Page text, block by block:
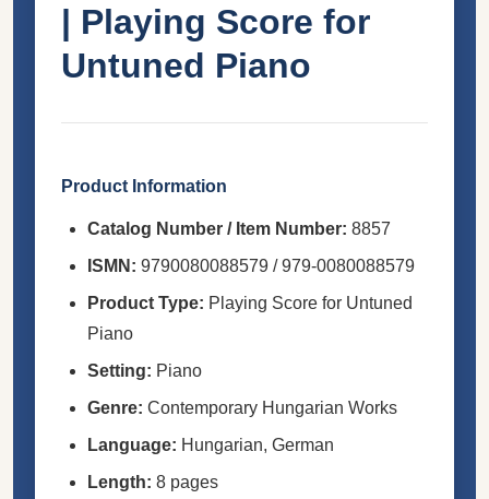
| Playing Score for
Untuned Piano
Product Information
Catalog Number / Item Number: 8857
ISMN: 9790080088579 / 979-0080088579
Product Type: Playing Score for Untuned
Piano
Setting: Piano
Genre: Contemporary Hungarian Works
Language: Hungarian, German
Length: 8 pages